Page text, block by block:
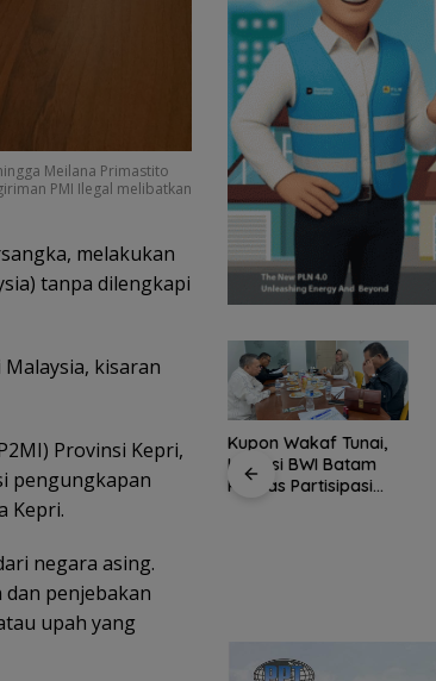
Meilana Primastito
PMI Ilegal melibatkan
melakukan
tanpa dilengkapi
kisaran
Provinsi Kepri,
pengungkapan
Kepri.
negara asing.
penjebakan
upah yang
Kupon Wakaf Tunai,
Inovasi BWI Batam
Perluas Partisipasi
Masyarakat dalam
Polda Kepri Jalani
Audit Kinerja Itwasum
Polri, Perkuat Tata